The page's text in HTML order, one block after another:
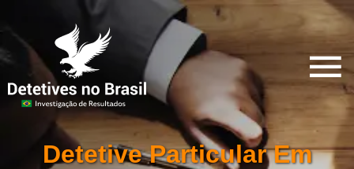
Detetive Particular Em